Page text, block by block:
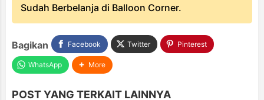
Sudah Berbelanja di Balloon Corner.
Bagikan Facebook Twitter Pinterest
WhatsApp More
POST YANG TERKAIT LAINNYA